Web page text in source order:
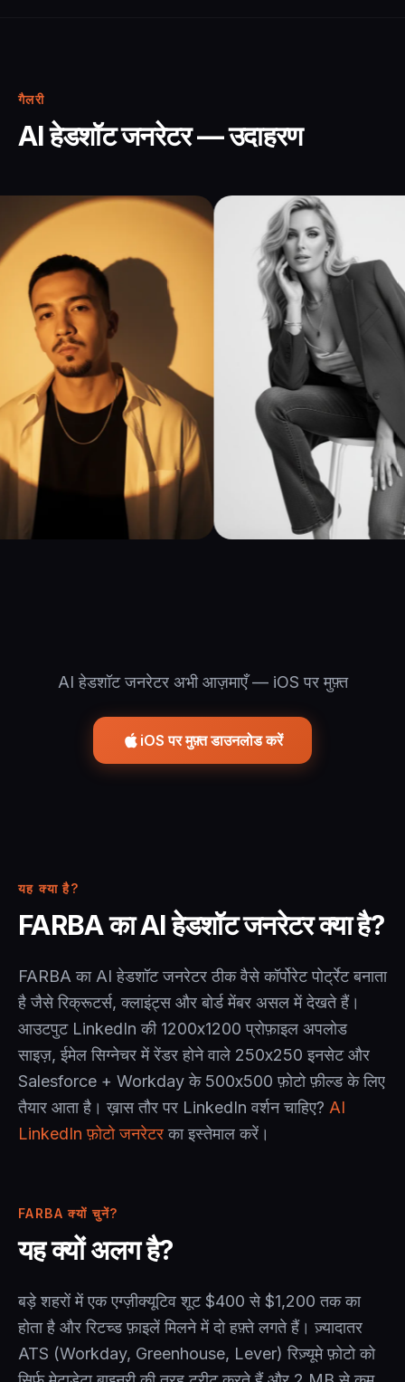
गैलरी
AI हेडशॉट जनरेटर — उदाहरण
AI हेडशॉट जनरेटर अभी आज़माएँ — iOS पर मुफ़्त
iOS पर मुफ़्त डाउनलोड करें
यह क्या है?
FARBA का AI हेडशॉट जनरेटर क्या है?
FARBA का AI हेडशॉट जनरेटर ठीक वैसे कॉर्पोरेट पोर्ट्रेट बनाता
है जैसे रिक्रूटर्स, क्लाइंट्स और बोर्ड मेंबर असल में देखते हैं।
आउटपुट LinkedIn की 1200x1200 प्रोफ़ाइल अपलोड
साइज़, ईमेल सिग्नेचर में रेंडर होने वाले 250x250 इनसेट और
Salesforce + Workday के 500x500 फ़ोटो फ़ील्ड के लिए
तैयार आता है। ख़ास तौर पर LinkedIn वर्शन चाहिए? AI
LinkedIn फ़ोटो जनरेटरका इस्तेमाल करें।
FARBA क्यों चुनें?
यह क्यों अलग है?
बड़े शहरों में एक एग्ज़ीक्यूटिव शूट $400 से $1,200 तक का
होता है और रिटच्ड फ़ाइलें मिलने में दो हफ़्ते लगते हैं। ज़्यादातर
ATS (Workday, Greenhouse, Lever) रिज़्यूमे फ़ोटो को